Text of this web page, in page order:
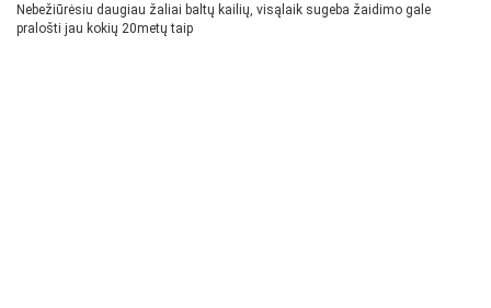
Nebežiūrėsiu daugiau žaliai baltų kailių, visąlaik sugeba žaidimo gale
pralošti jau kokių 20metų taip